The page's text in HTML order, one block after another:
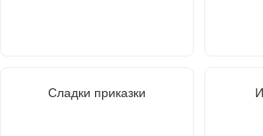
Сладки приказки